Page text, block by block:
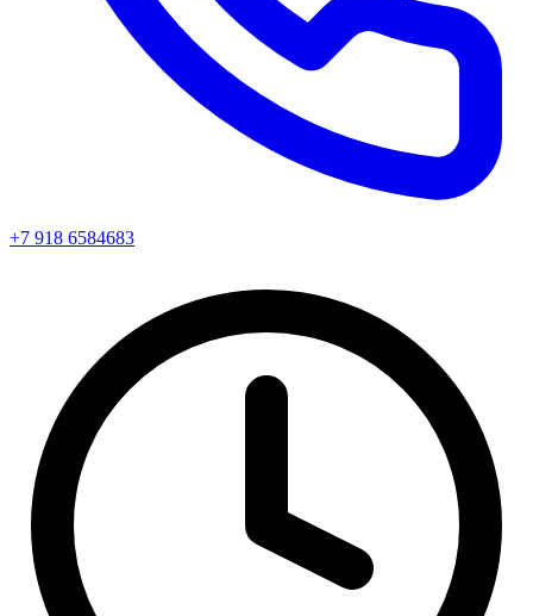
+7 918 6584683